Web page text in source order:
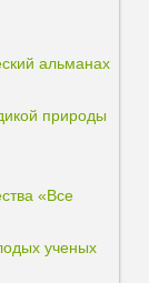
альманах
природы
«Все
ученых